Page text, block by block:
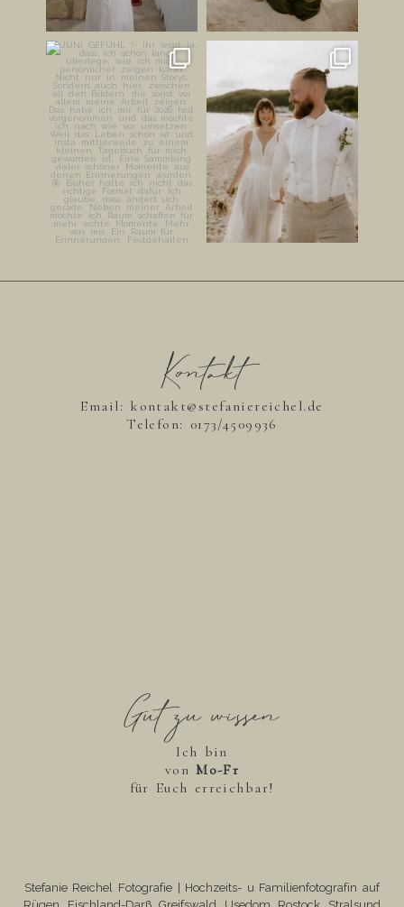
JUNI GEFÜHL ✨
Ihr wisst ja, dass ich schon
149 26
HABT IHR LUST AUF EINEN
STRANDSPAZIERGANG AN
EUREM...
212 23
Kontakt
Email: kontakt@stefaniereichel.de
Telefon: 0173/4509936
Gut zu wissen
Ich bin
vonMo-Fr
für Euch erreichbar!
Stefanie Reichel Fotografie | Hochzeits- u Familienfotografin auf